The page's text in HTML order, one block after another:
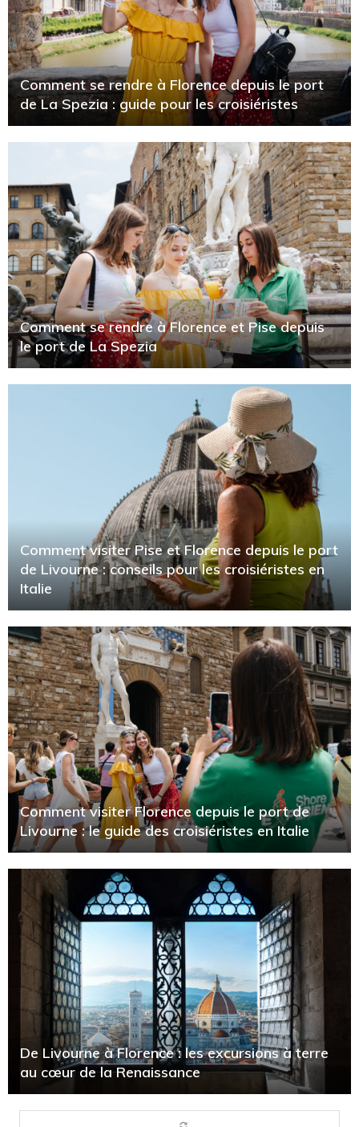
Comment se rendre à Florence depuis le port
de La Spezia : guide pour les croisiéristes
Comment se rendre à Florence et Pise depuis
le port de La Spezia
Comment visiter Pise et Florence depuis le port
de Livourne : conseils pour les croisiéristes en
Italie
Comment visiter Florence depuis le port de
Livourne : le guide des croisiéristes en Italie
De Livourne à Florence : les excursions à terre
au cœur de la Renaissance